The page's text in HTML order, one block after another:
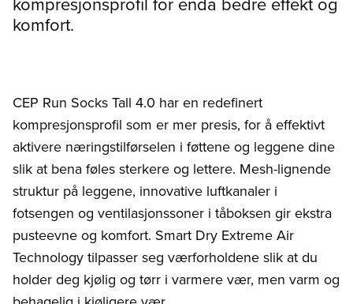
komfort.
CEP Run Socks Tall 4.0 har en redefinert
kompresjonsprofil som er mer presis, for å effektivt
aktivere næringstilførselen i føttene og leggene dine
slik at bena føles sterkere og lettere. Mesh-lignende
struktur på leggene, innovative luftkanaler i
fotsengen og ventilasjonssoner i tåboksen gir ekstra
pusteevne og komfort. Smart Dry Extreme Air
Technology tilpasser seg værforholdene slik at du
holder deg kjølig og tørr i varmere vær, men varm og